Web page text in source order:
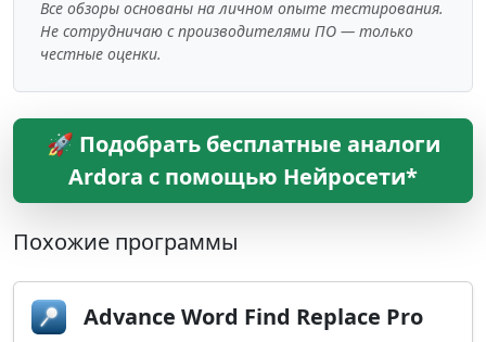
Все обзоры основаны на личном опыте тестирования.
Не сотрудничаю с производителями ПО — только
честные оценки.
🚀 Подобрать бесплатные аналоги
Ardora с помощью Нейросети*
Похожие программы
Advance Word Find Replace Pro